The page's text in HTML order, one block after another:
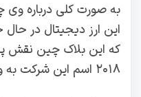
به صورت کلی درباره وی
این ارز دیجیتال در
که این بلاک چین نقش
۲۰۱۸ اسم این شرکت به وی چین تغییر پیدا کرده و فعالیت‌ های مالی آن به پلتفرم های مختلف افزایش پیدا کرد.